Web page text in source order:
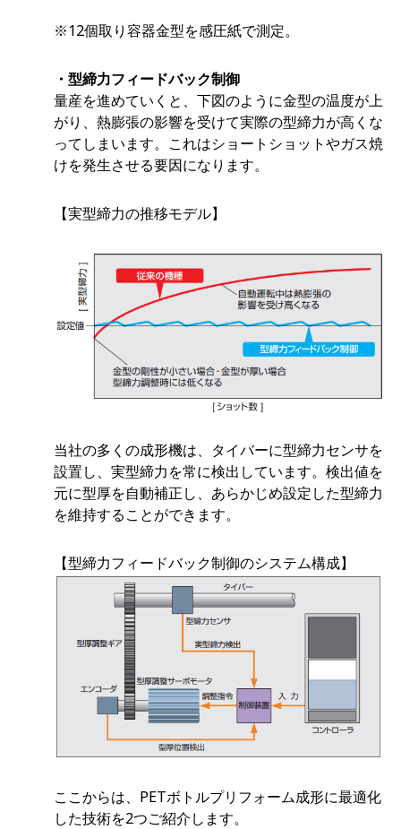
※12個取り容器金型を感圧紙で測定。
・型締力フィードバック制御
量産を進めていくと、下図のように金型の温度が上
がり、熱膨張の影響を受けて実際の型締力が高くな
ってしまいます。これはショートショットやガス焼
けを発生させる要因になります。
【実型締力の推移モデル】
当社の多くの成形機は、タイバーに型締力センサを
設置し、実型締力を常に検出しています。検出値を
元に型厚を自動補正し、あらかじめ設定した型締力
を維持することができます。
【型締力フィードバック制御のシステム構成】
ここからは、PETボトルプリフォーム成形に最適化
した技術を2つご紹介します。